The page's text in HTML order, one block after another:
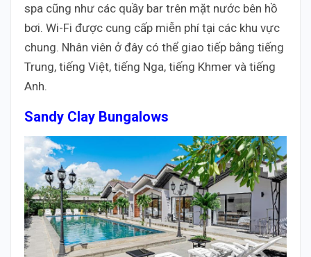
spa cũng như các quầy bar trên mặt nước bên hồ
bơi. Wi-Fi được cung cấp miễn phí tại các khu vực
chung. Nhân viên ở đây có thể giao tiếp bằng tiếng
Trung, tiếng Việt, tiếng Nga, tiếng Khmer và tiếng
Anh.
Sandy Clay Bungalows